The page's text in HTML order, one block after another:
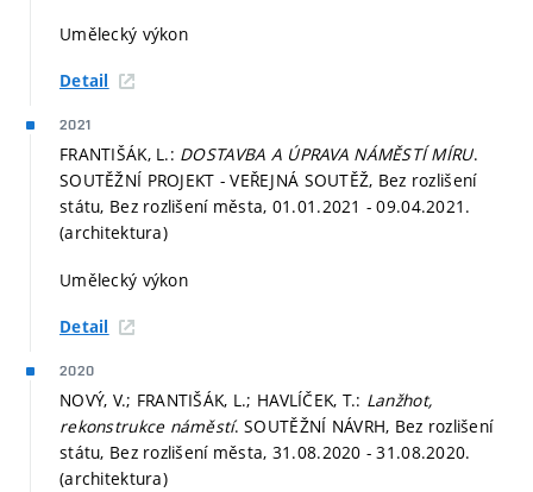
Umělecký výkon
Detail
2021
FRANTIŠÁK, L.: DOSTAVBA A ÚPRAVA NÁMĚSTÍ MÍRU.
SOUTĚŽNÍ PROJEKT - VEŘEJNÁ SOUTĚŽ, Bez rozlišení
státu, Bez rozlišení města, 01.01.2021 - 09.04.2021.
(architektura)
Umělecký výkon
Detail
2020
NOVÝ, V.; FRANTIŠÁK, L.; HAVLÍČEK, T.: Lanžhot,
rekonstrukce náměstí. SOUTĚŽNÍ NÁVRH, Bez rozlišení
státu, Bez rozlišení města, 31.08.2020 - 31.08.2020.
(architektura)